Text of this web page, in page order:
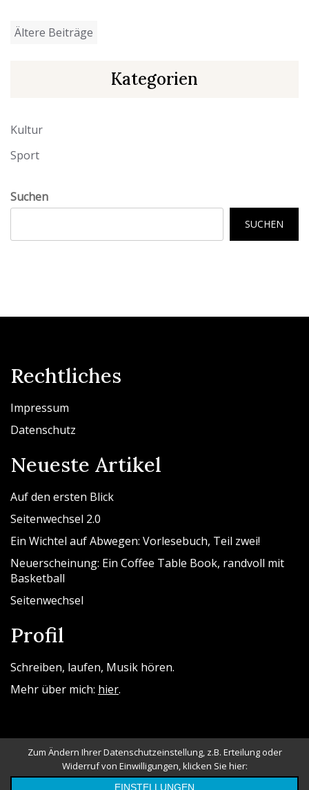
Beitragsnavigation
Ältere Beiträge
Kategorien
Kultur
Sport
Suchen
SUCHEN
Rechtliches
Impressum
Datenschutz
Neueste Artikel
Auf den ersten Blick
Seitenwechsel 2.0
Ein Wichtel auf Abwegen: Vorlesebuch, Teil zwei!
Neuerscheinung: Ein Coffee Table Book, randvoll mit
Basketball
Seitenwechsel
Profil
Schreiben, laufen, Musik hören.
Mehr über mich: hier.
Powered By WordPress |Messina Blog
Zum Ändern Ihrer Datenschutzeinstellung, z.B. Erteilung oder
Widerruf von Einwilligungen, klicken Sie hier:
EINSTELLUNGEN